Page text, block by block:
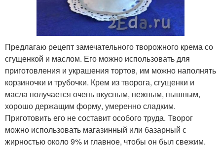
Предлагаю рецепт замечательного творожного крема со
сгущенкой и маслом. Его можно использовать для
приготовления и украшения тортов, им можно наполнять
корзиночки и трубочки. Крем из творога, сгущенки и
масла получается очень вкусным, нежным, пышным,
хорошо держащим форму, умеренно сладким.
Приготовить его не составит особого труда. Творог
можно использовать магазинный или базарный с
жирностью около 9% и главное, чтобы он был свежим.